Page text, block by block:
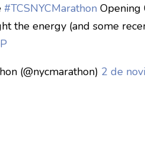
#TCSNYCMarathon Opening
the energy (and some
(@nycmarathon) 2 de